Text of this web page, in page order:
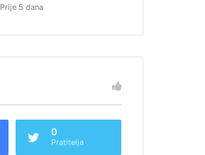
Prije 5 dana
0
Pratitelja